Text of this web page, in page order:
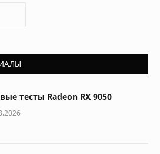
тесты Radeon RX 9050